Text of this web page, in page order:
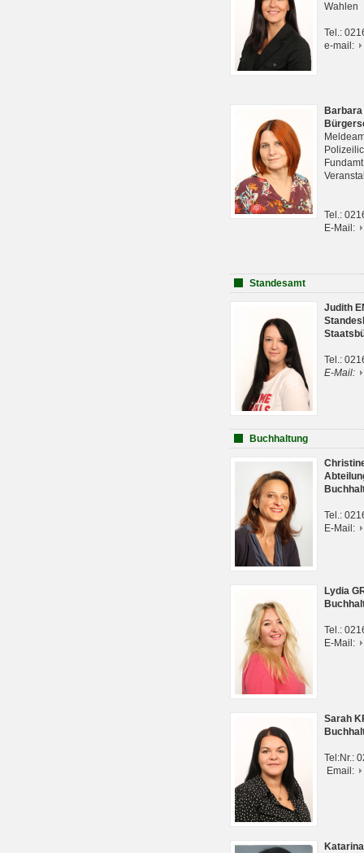
Wahlen
Tel.:
e-mail:
Tel.:
E-Mail:
Standesamt
Judith
Tel.:
E-Mail:
Buchhaltung
Tel.:
E-Mail:
Lydia
Tel.:
E-Mail:
Sarah
Tel:Nr.:
Email: